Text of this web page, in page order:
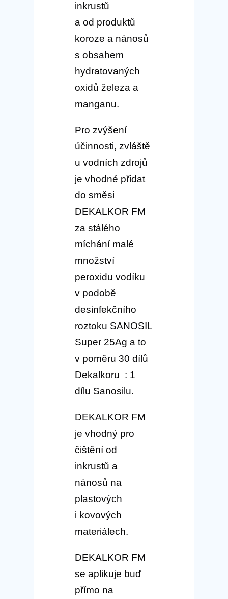
inkrustů
a od produktů
koroze a nánosů
s obsahem
hydratovaných
oxidů železa a
manganu.
Pro zvýšení
účinnosti, zvláště
u vodních zdrojů
je vhodné přidat
do směsi
DEKALKOR FM
za stálého
míchání malé
množství
peroxidu vodíku
v podobě
desinfekčního
roztoku SANOSIL
Super 25Ag a to
v poměru 30 dílů
Dekalkoru : 1
dílu Sanosilu.
DEKALKOR FM
je vhodný pro
čištění od
inkrustů a
nánosů na
plastových
i kovových
materiálech.
DEKALKOR FM
se aplikuje buď
přímo na